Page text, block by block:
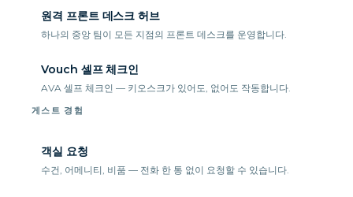
원격 프론트 데스크 허브
하나의 중앙 팀이 모든 지점의 프론트 데스크를 운영합니다.
Vouch 셀프 체크인
AVA 셀프 체크인 — 키오스크가 있어도, 없어도 작동합니다.
게스트 경험
객실 요청
수건, 어메니티, 비품 — 전화 한 통 없이 요청할 수 있습니다.